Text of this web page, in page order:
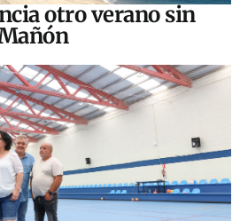
otro verano sin